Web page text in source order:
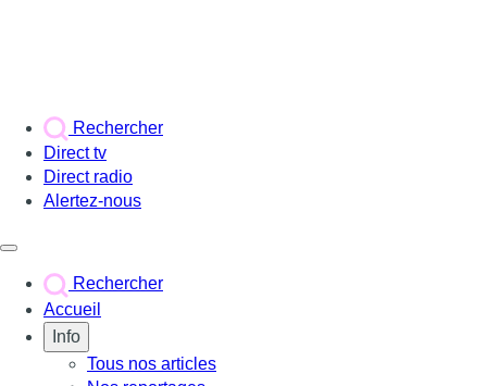
Rechercher
Direct tv
Direct radio
Alertez-nous
Rechercher
Accueil
Info
Tous nos articles